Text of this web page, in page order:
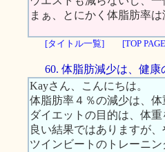
まぁ、とにかく体脂肪率
[タイトル一覧] [TOP
60. 体脂肪減少は、健康
Kayさん、こんにちは。
体脂肪率４％の減少は、
ダイエットの目的は、体
良い結果ではありますが
ツインビートのトレーニ